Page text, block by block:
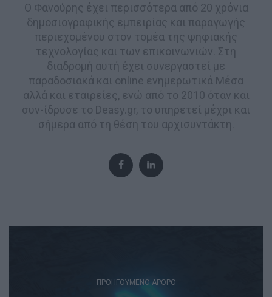
Ο Φανούρης έχει περισσότερα από 20 χρόνια
δημοσιογραφικής εμπειρίας και παραγωγής
περιεχομένου στον τομέα της ψηφιακής
τεχνολογίας και των επικοινωνιών. Στη
διαδρομή αυτή έχει συνεργαστεί με
παραδοσιακά και online ενημερωτικά Μέσα
αλλά και εταιρείες, ενώ από το 2010 όταν και
συν-ίδρυσε το Deasy.gr, το υπηρετεί μέχρι και
σήμερα από τη θέση του αρχισυντάκτη.
Post
ΠΡΟΗΓΟΎΜΕΝΟ ΆΡΘΡΟ